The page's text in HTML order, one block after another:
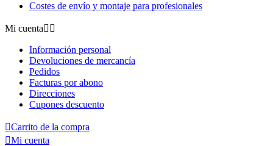
Costes de envío y montaje para profesionales
Mi cuenta 
Información personal
Devoluciones de mercancía
Pedidos
Facturas por abono
Direcciones
Cupones descuento
Carrito de la compra
Mi cuenta